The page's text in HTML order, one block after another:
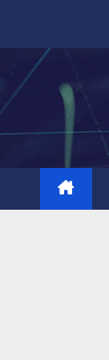
content